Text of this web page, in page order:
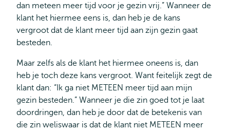
dan meteen meer tijd voor je gezin vrij.” Wanneer de
klant het hiermee eens is, dan heb je de kans
vergroot dat de klant meer tijd aan zijn gezin gaat
besteden.
Maar zelfs als de klant het hiermee oneens is, dan
heb je toch deze kans vergroot. Want feitelijk zegt de
klant dan: “Ik ga niet METEEN meer tijd aan mijn
gezin besteden.” Wanneer je die zin goed tot je laat
doordringen, dan heb je door dat de betekenis van
die zin weliswaar is dat de klant niet METEEN meer